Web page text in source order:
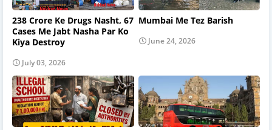
238 Crore Ke Drugs Nasht, 67
Cases Me Jabt Nasha Par Ko
Kiya Destroy
July 03, 2026
Mumbai Me Tez Barish
June 24, 2026